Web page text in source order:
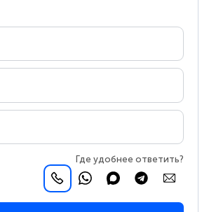
Где удобнее ответить?